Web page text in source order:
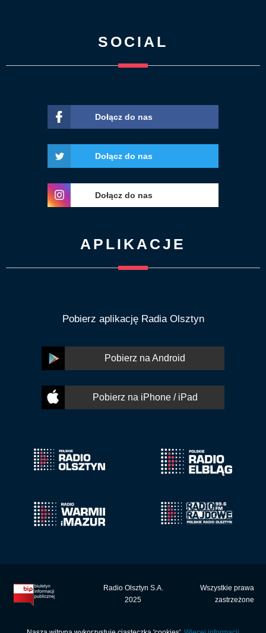
SOCIAL
Dołącz do nas
Dołącz do nas
Dołącz do nas
APLIKACJE
Pobierz aplikację Radia Olsztyn
Pobierz na Android
Pobierz na iPhone / iPad
Radio Olsztyn S.A.
2025
Wszystkie prawa
zastrzeżone